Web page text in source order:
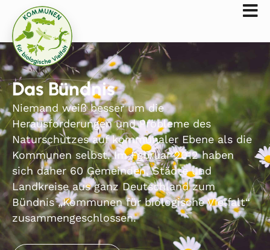
Das Bündnis
Niemand weiß besser um die
Herausforderungen und Probleme des
Naturschutzes auf kommunaler Ebene als die
Kommunen selbst. Im Februar 2012 haben
sich daher 60 Gemeinden, Städte und
Landkreise aus ganz Deutschland zum
Bündnis „Kommunen für biologische Vielfalt“
zusammengeschlossen.